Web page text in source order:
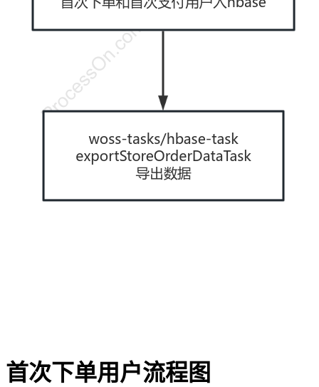
首次下单用户流程图